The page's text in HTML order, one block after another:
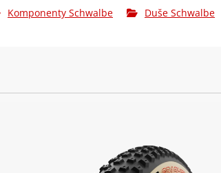
Komponenty Schwalbe Duše Schwalbe